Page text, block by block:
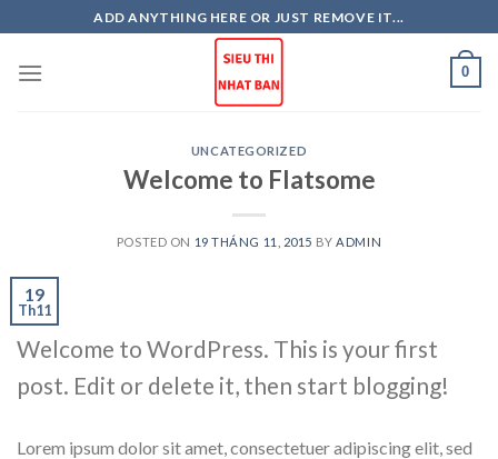
to
content
ADD ANYTHING HERE OR JUST REMOVE IT...
0
UNCATEGORIZED
Welcome to Flatsome
POSTED ON 19 THÁNG 11, 2015 BY ADMIN
19
Th11
Welcome to WordPress. This is your first
post. Edit or delete it, then start blogging!
Lorem ipsum dolor sit amet, consectetuer adipiscing elit, sed